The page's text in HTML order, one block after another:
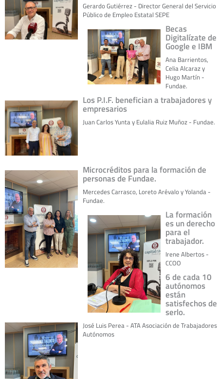
Gerardo Gutiérrez - Director General del Servicio
Público de Empleo Estatal SEPE
Becas
Digitalízate de
Google e IBM
Ana Barrientos,
Celia Alcaraz y
Hugo Martín -
Fundae.
Los P.I.F. benefician a trabajadores y
empresarios
Juan Carlos Yunta y Eulalia Ruiz Muñoz - Fundae.
Microcréditos para la formación de
personas de Fundae.
Mercedes Carrasco, Loreto Arévalo y Yolanda -
Fundae.
La formación
es un derecho
para el
trabajador.
Irene Albertos -
CCOO
6 de cada 10
autónomos
están
satisfechos de
serlo.
José Luis Perea - ATA Asociación de Trabajadores
Autónomos